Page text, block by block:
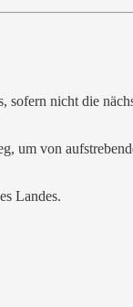
nicht die
um von
Landes.